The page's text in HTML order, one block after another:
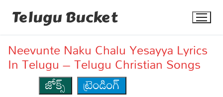
Telugu Bucket
Neevunte Naku Chalu Yesayya Lyrics
In Telugu – Telugu Christian Songs
జోక్స్
ట్రెండింగ్